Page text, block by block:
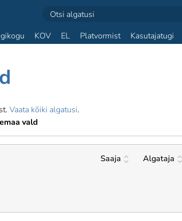
KOV EL Platvormist Kasutajatugi
Vaata kõiki algatusi.
vald
Saaja Algataja